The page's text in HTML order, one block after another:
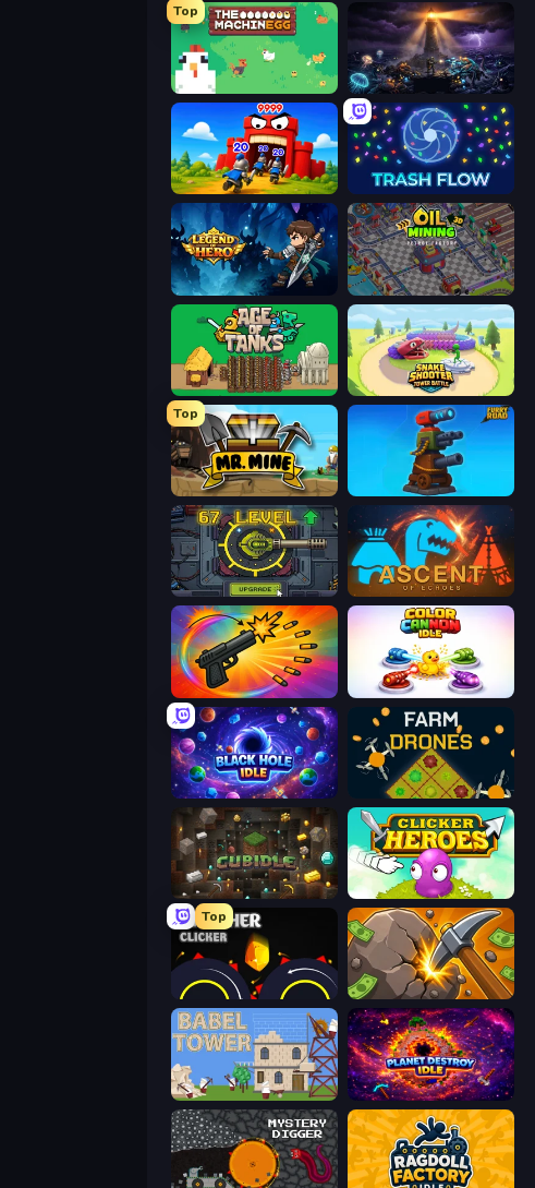
Top
The MachinEGG The Last Lighthouse
TimeWarriors Trash Flow
Legend of Hero Oil Mining 3D: Petrol Factory
Age of Tanks Warriors: TD War Snake Shooter: Tower Battle
Top
Mr. Mine Furry Road
Tank Evolution Ascent of Echoes
Chair Force Buzz Color Cannon Idle
Black Hole Idle Farm Drones
Cubidle Clicker Heroes
Top
Crusher Clicker Mine Clicker
Babel Tower Planet Destroy Idle